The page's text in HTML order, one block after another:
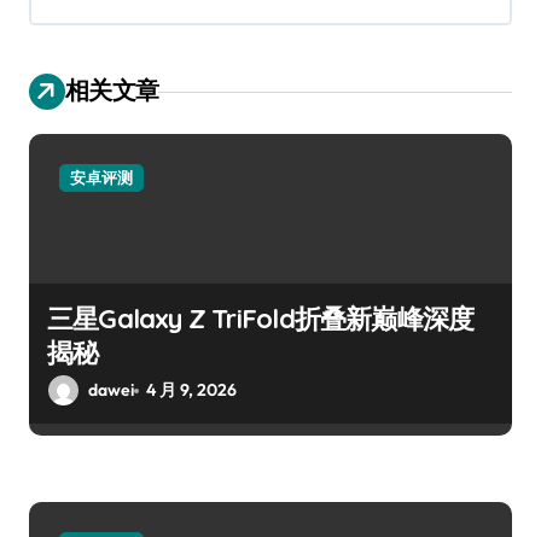
相关文章
安卓评测
三星Galaxy Z TriFold折叠新巅峰深度
揭秘
dawei 4 月 9, 2026